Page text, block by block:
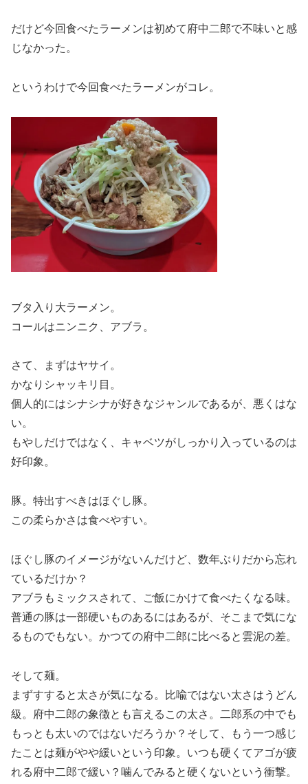
だけど今回食べたラーメンは初めて府中二郎で不味いと感
じなかった。
というわけで今回食べたラーメンがコレ。
ブタ入り大ラーメン。
コールはニンニク、アブラ。
さて、まずはヤサイ。
かなりシャッキリ目。
個人的にはシナシナが好きなジャンルであるが、悪くはな
い。
もやしだけではなく、キャベツがしっかり入っているのは
好印象。
豚。特出すべきはほぐし豚。
この柔らかさは食べやすい。
ほぐし豚のイメージがないんだけど、数年ぶりだから忘れ
ているだけか？
アブラもミックスされて、ご飯にかけて食べたくなる味。
普通の豚は一部硬いものあるにはあるが、そこまで気にな
るものでもない。かつての府中二郎に比べると雲泥の差。
そして麺。
まずすすると太さが気になる。比喩ではない太さはうどん
級。府中二郎の象徴とも言えるこの太さ。二郎系の中でも
もっとも太いのではないだろうか？そして、もう一つ感じ
たことは麺がやや緩いという印象。いつも硬くてアゴが疲
れる府中二郎で緩い？噛んでみると硬くないという衝撃。